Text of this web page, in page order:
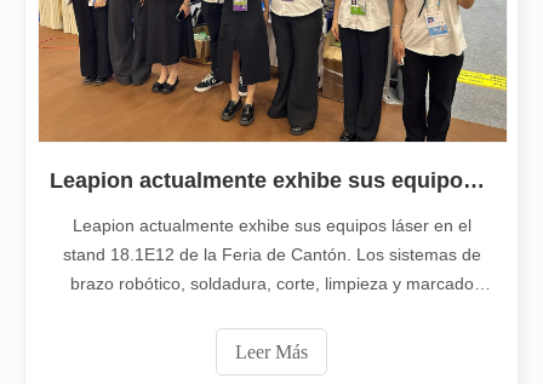
Saliendo del ajetreo y el bullicio, nos embarcamos en un viaje
Leapion actualmente exhibe sus equipos láser en el stand 18.1E12 de la Feria de Cantón.
Leapion actualmente exhibe sus equipos láser en el
stand 18.1E12 de la Feria de Cantón. Los sistemas de
brazo robótico, soldadura, corte, limpieza y marcado
inteligentes, eficientes, precisas y precisas para la
industria manufacturera, cubriendo áreas como el
Leer Más